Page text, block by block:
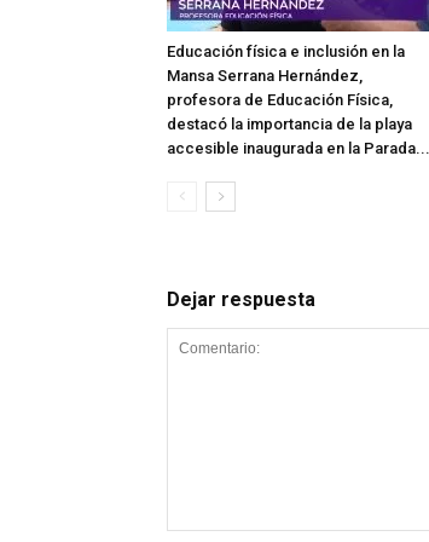
Educación física e inclusión en la
Mansa Serrana Hernández,
profesora de Educación Física,
destacó la importancia de la playa
accesible inaugurada en la Parada...
Dejar respuesta